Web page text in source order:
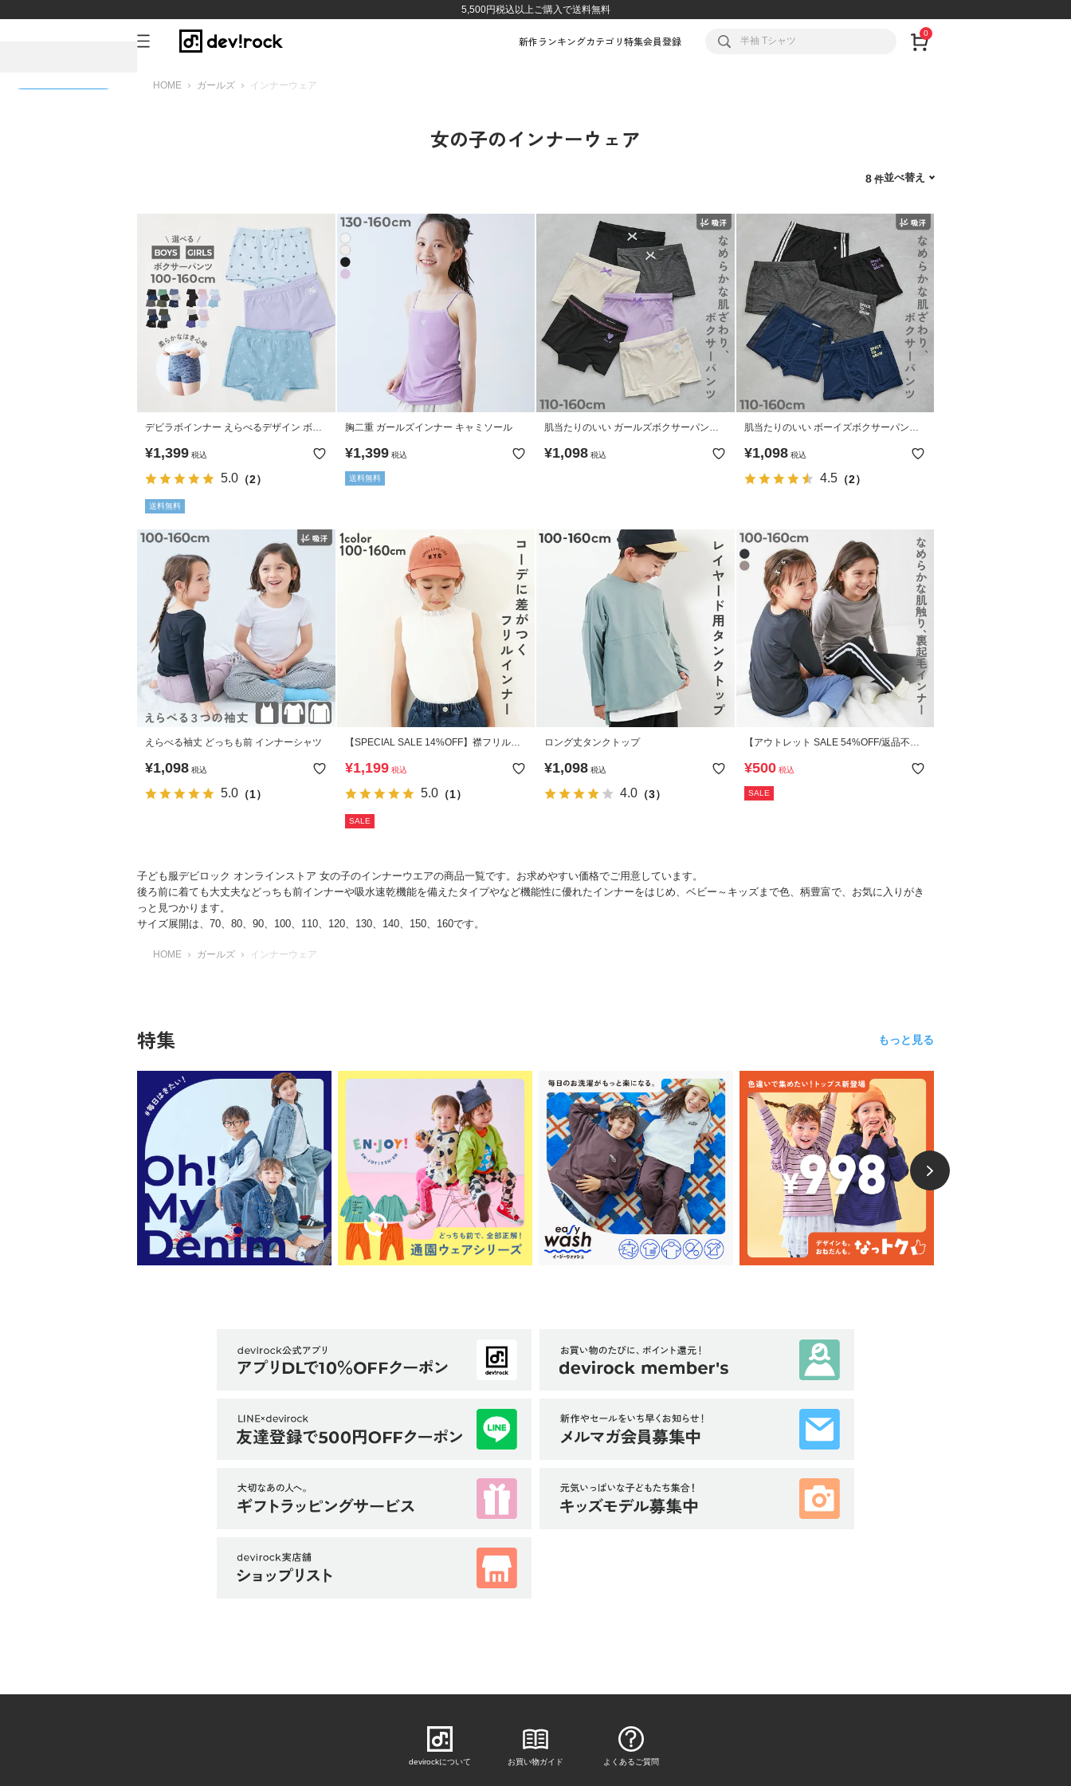
5,500円税込以上ご購入で送料無料
新作ランキングカテゴリ特集会員登録
0
HOME ガールズ インナーウェア
女の子のインナーウェア
並べ替え
8
デビラボインナー えらべるデザイン ボク
¥1,399 税込
5.0 （2）
送料無料
胸二重 ガールズインナー キャミソール
¥1,399 税込
送料無料
肌当たりのいい ガールズボクサーパンツ
¥1,098 税込
肌当たりのいい ボーイズボクサーパンツ
¥1,098 税込
4.5（2）
えらべる袖丈 どっちも前 インナーシャツ
¥1,098 税込
5.0 （1）
【SPECIAL SALE 14%OFF】襟フリルタ
¥1,199 税込
5.0（1）
SALE
ロング丈タンクトップ
¥1,098 税込
4.0 （3）
【アウトレット SALE 54%OFF/返品不
シャツ
¥500 税込
SALE
子ども服デビロック オンラインストア 女の子のインナーウエアの商品一覧です。お求めやすい価格でご用意しています。
後ろ前に着ても大丈夫などっちも前インナーや吸水速乾機能を備えたタイプやなど機能性に優れたインナーをはじめ、ベビー～キッズまで色、柄豊富で、お気に入りがき
っと見つかります。
サイズ展開は、70、80、90、100、110、120、130、140、150、160です。
HOME ガールズ インナーウェア
特集 もっと見る
devirockについて お買い物ガイド よくあるご質問